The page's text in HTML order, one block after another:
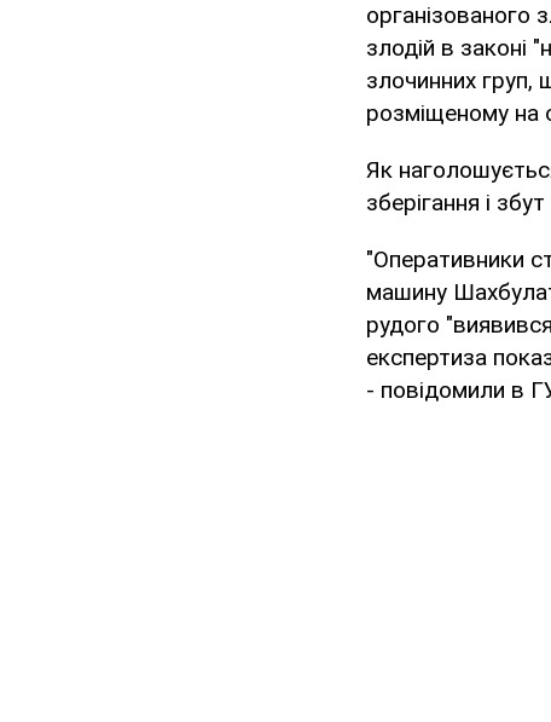
організованого
злодій в законі
злочинних груп,
розміщеному на
Як
зберігання і
"Оперативники
машину
рудого
експертиза
- повідомили в